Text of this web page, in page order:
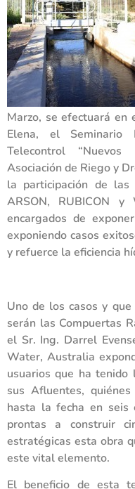
Marzo, se efectuará en
Elena, el Seminario
Telecontrol
Asociación de Riego y
la participación de las
ARSON, RUBICON y
encargados de
exponiendo casos
y refuerce la eficiencia
Uno de los casos y
serán las Compuertas
el Sr. Ing. Darrel
Water, Australia
usuarios que ha
sus Afluentes,
hasta la fecha en seis
prontas a construir
estratégicas esta obra
este vital elemento.
El beneficio de esta